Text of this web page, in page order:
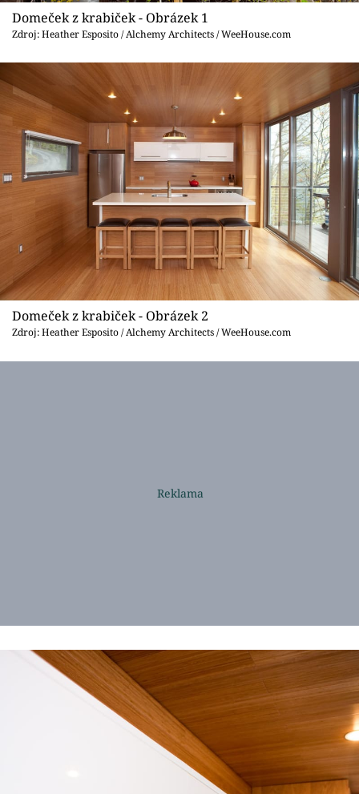
Sledujte nás
Domeček z krabiček - Obrázek 1
Zdroj: Heather Esposito / Alchemy Architects / WeeHouse.com
Domeček z krabiček - Obrázek 2
Zdroj: Heather Esposito / Alchemy Architects / WeeHouse.com